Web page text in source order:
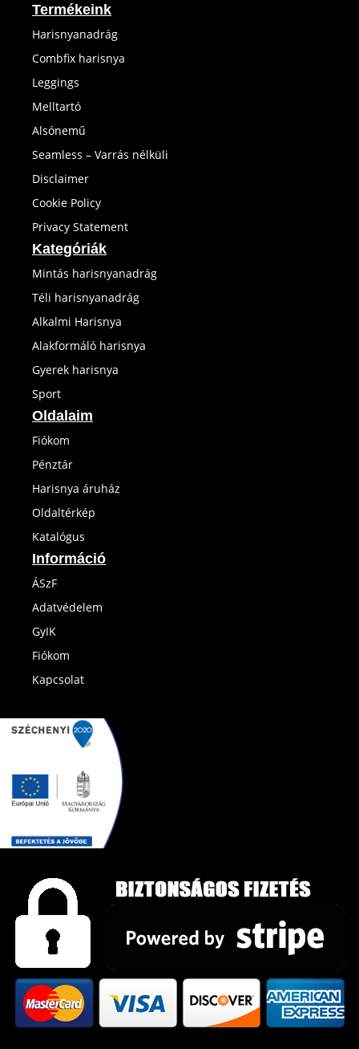
Termékeink
Harisnyanadrág
Combfix harisnya
Leggings
Melltartó
Alsónemű
Seamless – Varrás nélküli
Disclaimer
Cookie Policy
Privacy Statement
Kategóriák
Mintás harisnyanadrág
Téli harisnyanadrág
Alkalmi Harisnya
Alakformáló harisnya
Gyerek harisnya
Sport
Oldalaim
Fiókom
Pénztár
Harisnya áruház
Oldaltérkép
Katalógus
Információ
ÁSzF
Adatvédelem
GyIK
Fiókom
Kapcsolat